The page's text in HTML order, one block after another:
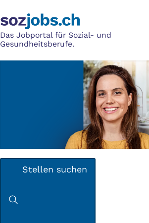
Das Jobportal für Sozial- und
Gesundheitsberufe.
Stellen suchen